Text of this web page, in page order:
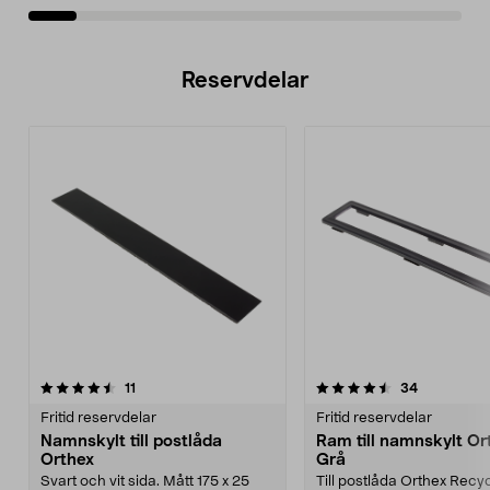
Reservdelar
11
Fritid reservdelar
Namnskylt till postlåda
Orthex
Svart och vit sida. Mått 175 x 25
4.5av 5 stjärnor 34recensioner
Fritid reservdelar
Ram till namnskylt
Grå
Till postlåda Orthex